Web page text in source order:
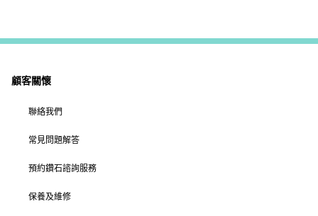
顧客關懷
聯絡我們
常見問題解答
預約鑽石諮詢服務
保養及維修